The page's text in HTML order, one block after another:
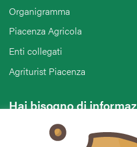
Organigramma
Piacenza Agricola
Enti collegati
Agriturist Piacenza
Hai bisogno di
Vuoi contattarci per ricevere
commento o chiedere